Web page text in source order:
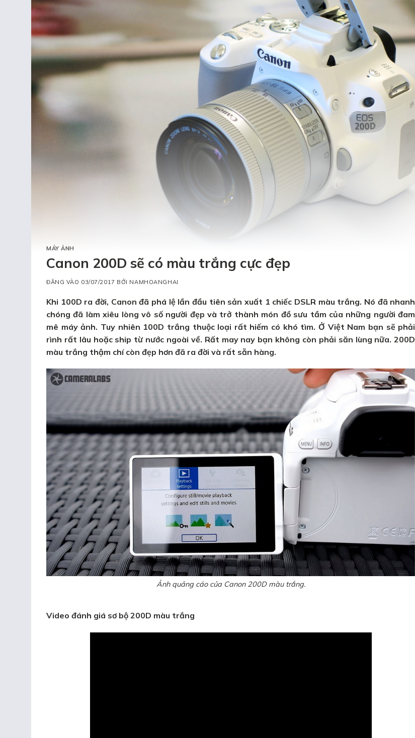
MÁY ẢNH
Canon 200D sẽ có màu trắng cực đẹp
ĐĂNG VÀO 03/07/2017 BỞI NAMHOANGHAI
Khi 100D ra đời, Canon đã phá lệ lần đầu tiên sản xuất 1 chiếc DSLR màu trắng. Nó đã nhanh
chóng đã làm xiêu lòng vô số người đẹp và trở thành món đồ sưu tầm của những người đam
mê máy ảnh. Tuy nhiên 100D trắng thuộc loại rất hiếm có khó tìm. Ở Việt Nam bạn sẽ phải
rình rất lâu hoặc ship từ nước ngoài về. Rất may nay bạn không còn phải săn lùng nữa. 200D
màu trắng thậm chí còn đẹp hơn đã ra đời và rất sẵn hàng.
Ảnh quảng cáo của Canon 200D màu trắng.
Video đánh giá sơ bộ 200D màu trắng